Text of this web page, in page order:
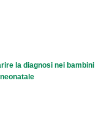
la diagnosi nei bambini